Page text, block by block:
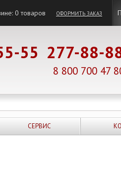
0товаров ОФОРМИТЬ ЗАКАЗ
55 277-88-
8 800 700 47
СЕРВИС